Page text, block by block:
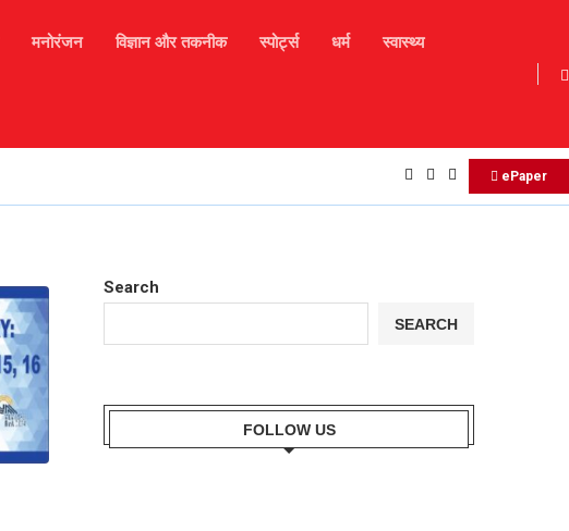
मनोरंजन विज्ञान और तकनीक स्पोर्ट्स धर्म स्वास्थ्य
17 अगस्त 2025 – आज का दैनिक राशिफल ePaper
Search
SEARCH
FOLLOW US